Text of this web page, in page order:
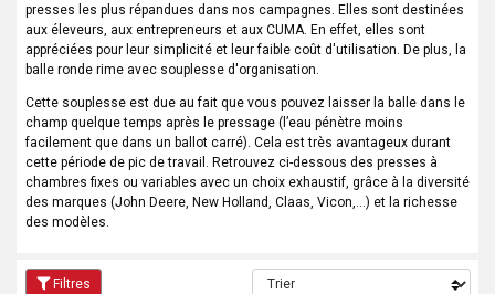
presses les plus répandues dans nos campagnes. Elles sont destinées
aux éleveurs, aux entrepreneurs et aux CUMA. En effet, elles sont
appréciées pour leur simplicité et leur faible coût d'utilisation. De plus, la
balle ronde rime avec souplesse d'organisation.
Cette souplesse est due au fait que vous pouvez laisser la balle dans le
champ quelque temps après le pressage (l’eau pénètre moins
facilement que dans un ballot carré). Cela est très avantageux durant
cette période de pic de travail. Retrouvez ci-dessous des presses à
chambres fixes ou variables avec un choix exhaustif, grâce à la diversité
des marques (John Deere, New Holland, Claas, Vicon,…) et la richesse
des modèles.
Filtres